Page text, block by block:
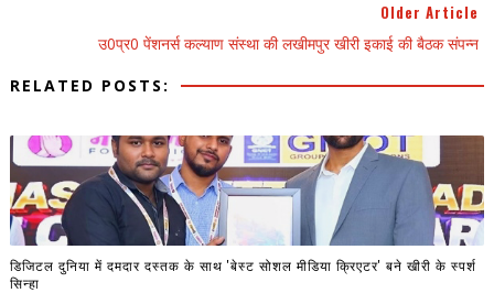
Older Article
उ0प्र0 पेंशनर्स कल्याण संस्था की लखीमपुर खीरी इकाई की बैठक संपन्न
RELATED POSTS:
डिजिटल दुनिया में दमदार दस्तक के साथ 'बेस्ट सोशल मीडिया क्रिएटर' बने खीरी के स्पर्श
सिन्हा